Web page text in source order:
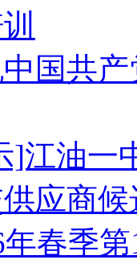
国共
]江油一
应商
春季